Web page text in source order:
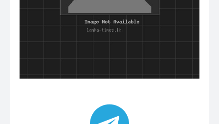
முக்கிய செய்திகளை நொடிப்பொழுதில் எங்கள் செய்தி
சேவையினூடாக உடனுக்குடன் அறிந்துகொள்ள இன்றே